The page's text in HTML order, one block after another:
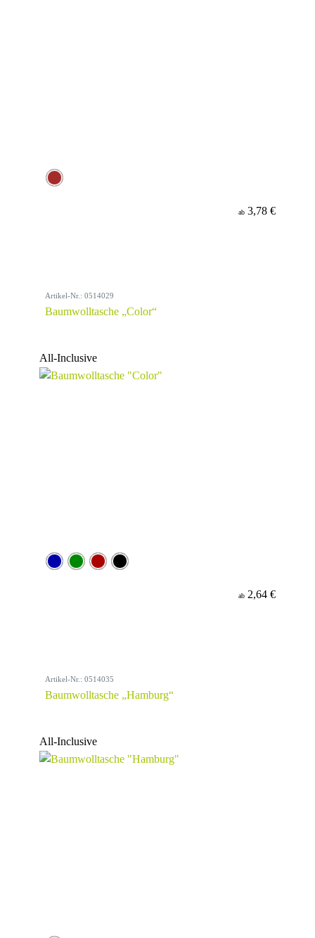
ab 3,78 €
Artikel-Nr.: 0514029
Baumwolltasche „Color“
All-Inclusive
ab 2,64 €
Artikel-Nr.: 0514035
Baumwolltasche „Hamburg“
All-Inclusive